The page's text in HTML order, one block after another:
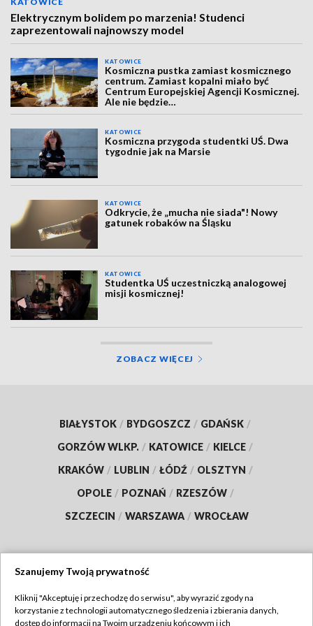
Elektrycznym bolidem po marzenia! Studenci
zaprezentowali najnowszy model
KATOWICE
Kosmiczna pustka zamiast kosmicznego
centrum. Zamiast kopalni miało być
Centrum Europejskiej Agencji Kosmicznej.
Ale nie będzie…
KATOWICE
Kosmiczna przygoda studentki UŚ. Dwa
tygodnie jak na Marsie
KATOWICE
Odkrycie, że „mucha nie siada"! Nowy
gatunek robaków na Śląsku
KATOWICE
Studentka UŚ uczestniczką analogowej
misji kosmicznej!
ZOBACZ WIĘCEJ
BIAŁYSTOK / BYDGOSZCZ / GDAŃSK /
GORZÓW WLKP. / KATOWICE / KIELCE /
KRAKÓW / LUBLIN / ŁÓDŹ / OLSZTYN /
OPOLE / POZNAŃ / RZESZÓW /
SZCZECIN / WARSZAWA / WROCŁAW
TVP
Szanujemy Twoją prywatność
Kliknij "Akceptuję i przechodzę do serwisu", aby wyrazić zgody na
korzystanie z technologii automatycznego śledzenia i zbierania danych,
dostęp do informacji na Twoim urządzeniu końcowym i ich